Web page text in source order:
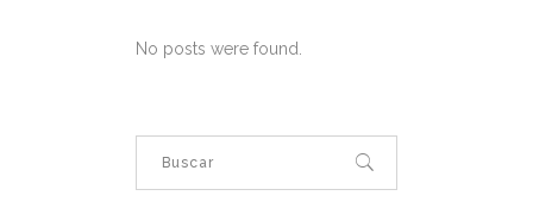
No posts were found.